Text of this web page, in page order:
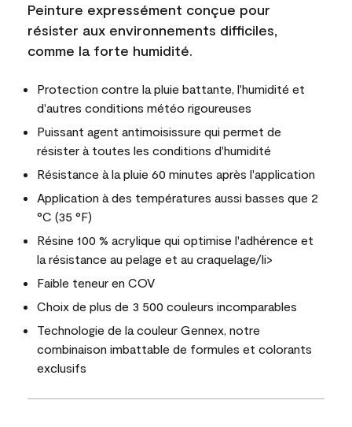
Peinture expressément conçue pour
résister aux environnements difficiles,
comme la forte humidité.
Protection contre la pluie battante, l'humidité et
d'autres conditions météo rigoureuses
Puissant agent antimoisissure qui permet de
résister à toutes les conditions d'humidité
Résistance à la pluie 60 minutes après l'application
Application à des températures aussi basses que 2
°C (35 °F)
Résine 100 % acrylique qui optimise l'adhérence et
la résistance au pelage et au craquelage/li>
Faible teneur en COV
Choix de plus de 3 500 couleurs incomparables
Technologie de la couleur Gennex, notre
combinaison imbattable de formules et colorants
exclusifs